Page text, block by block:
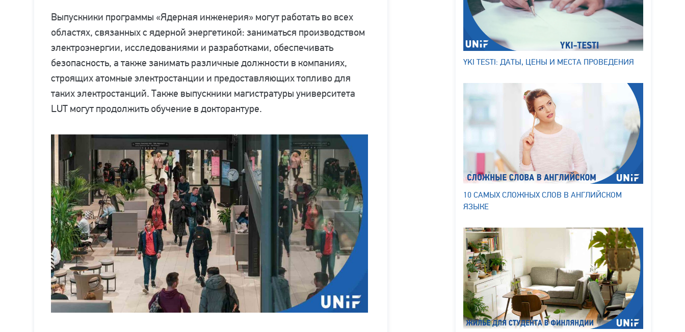
Выпускники программы «Ядерная инженерия» могут работать во всех
областях, связанных с ядерной энергетикой: заниматься производством
электроэнергии, исследованиями и разработками, обеспечивать
безопасность, а также занимать различные должности в компаниях,
строящих атомные электростанции и предоставляющих топливо для
таких электростанций. Также выпускники магистратуры университета
LUT могут продолжить обучение в докторантуре.
YKI TESTI: ДАТЫ, ЦЕНЫ И МЕСТА ПРОВЕДЕНИЯ
10 САМЫХ СЛОЖНЫХ СЛОВ В АНГЛИЙСКОМ
ЯЗЫКЕ